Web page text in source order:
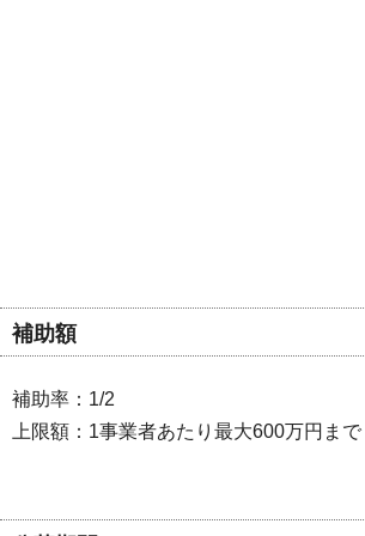
補助額
補助率：1/2
上限額：1事業者あたり最大600万円まで